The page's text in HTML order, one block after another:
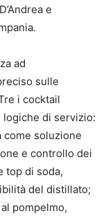
e
ad
sulle
i cocktail
di servizio:
come soluzione
e controllo dei
top di soda,
del distillato;
pompelmo,